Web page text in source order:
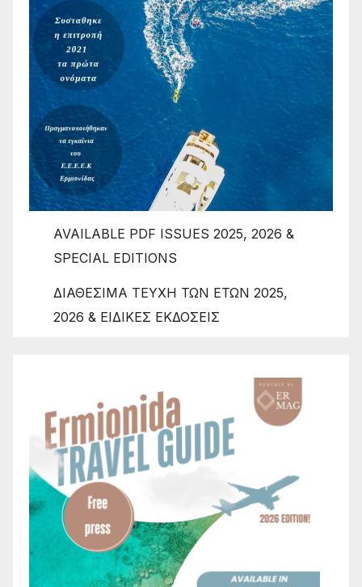
AVAILABLE PDF ISSUES 2025, 2026 &
SPECIAL EDITIONS
ΔΙΑΘΕΣΙΜΑ ΤΕΥΧΗ ΤΩΝ ΕΤΩΝ 2025,
2026 & ΕΙΔΙΚΕΣ ΕΚΔΟΣΕΙΣ